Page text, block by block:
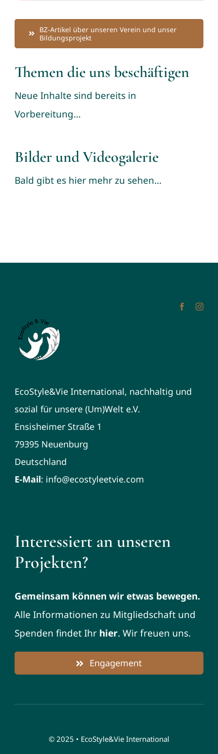
BZ-Artikel über unseren Verein und unser
Bildungsprojekt
Themen die uns beschäftigen
Neue Inhalte sind bereits in
Vorbereitung…
Bilder und Videogalerie
Bald gibt es hier mehr zu sehen…
EcoStyle&Vie International, nachhaltig und
sozial für unsere (Um)Welt e.V.
Ensisheimer Straße 1
79395 Neuenburg
Deutschland
E-Mail: info@ecostyleetvie.com
Interessiert an unseren
Projekten?
Gemeinsam können wir etwas bewegen.
Alle Informationen zu Mitgliedschaft und
Spenden findet Ihr hier. Wir freuen uns.
Engagement
© 2025 • EcoStyle&Vie International